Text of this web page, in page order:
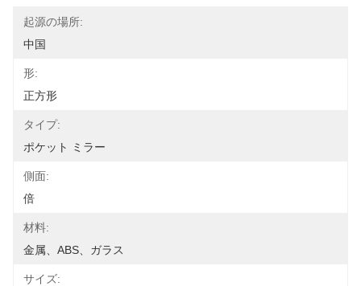
起源の場所:
中国
形:
正方形
タイプ:
ポケット ミラー
側面:
倍
材料:
金属、ABS、ガラス
サイズ: